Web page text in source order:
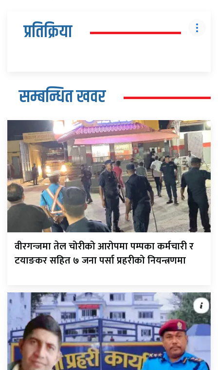
प्रतिक्रिया
सम्बन्धित खवर
वीरगन्जमा तेल चोरीको आरोपमा पम्पका कर्मचारी र
टयाङकर सहित ७ जना पर्सा प्रहरीको नियन्त्रणमा